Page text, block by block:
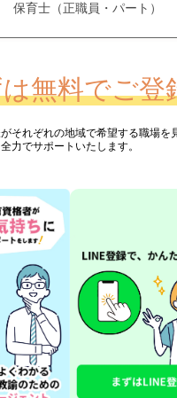
保育士（正職員・パート）
無料でご登
それぞれの地域で希望する職場を
全力でサポートいたします。